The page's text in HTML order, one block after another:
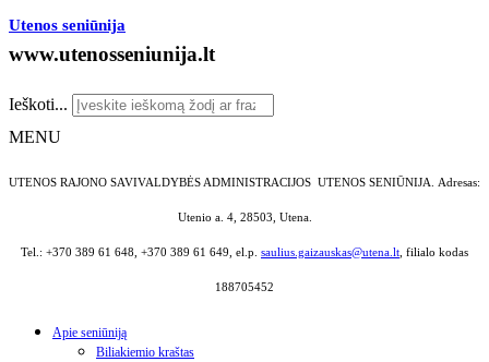
Utenos seniūnija
www.utenosseniunija.lt
Ieškoti...
MENU
UTENOS RAJONO SAVIVALDYBĖS ADMINISTRACIJOS UTENOS SENIŪNIJA. Adresas:
Utenio a. 4, 28503, Utena.
Tel.: +370 389 61 648, +370 389 61 649, el.p. saulius.gaizauskas@utena.lt, filialo kodas
188705452
Apie seniūniją
Biliakiemio kraštas